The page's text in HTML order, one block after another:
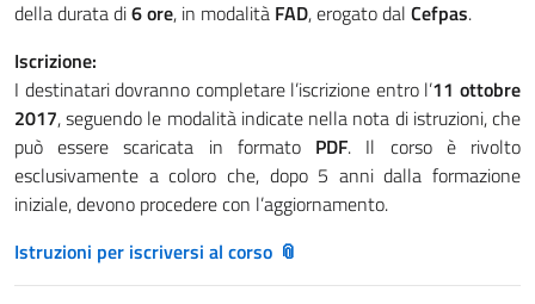
della durata di6 ore, in modalità FAD, erogato dal Cefpas.
Iscrizione:
I destinatari dovranno completare l’iscrizione entro l’11 ottobre
2017, seguendo le modalità indicate nella nota di istruzioni, che
può essere scaricata in formato PDF. Il corso è rivolto
esclusivamente a coloro che, dopo 5 anni dalla formazione
iniziale, devono procedere con l’aggiornamento.
Istruzioni per iscriversi al corso